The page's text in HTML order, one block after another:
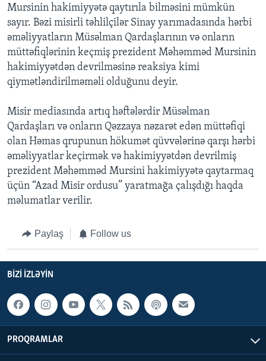
Mursinin hakimiyyətə qaytırıla bilməsini mümkün
sayır. Bəzi misirli təhlilçilər Sinay yarımadasında hərbi
əməliyyatların Müsəlman Qardaşlarının və onların
müttəfiqlərinin keçmiş prezident Məhəmməd Mursinin
hakimiyyətdən devrilməsinə reaksiya kimi
qiymətləndirilməməli olduğunu deyir.
Misir mediasında artıq həftələrdir Müsəlman
Qardaşları və onların Qəzzaya nəzarət edən müttəfiqi
olan Həmas qrupunun hökumət qüvvələrinə qarşı hərbi
əməliyyatlar keçirmək və hakimiyyətdən devrilmiş
prezident Məhəmməd Mursini hakimiyyətə qaytarmaq
üçün “Azad Misir ordusu” yaratmağa çalışdığı haqda
məlumatlar verilir.
Paylaş Follow us
BIZI IZLƏYIN
PROQRAMLAR